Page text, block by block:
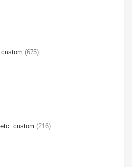
custom (675)
custom (216)